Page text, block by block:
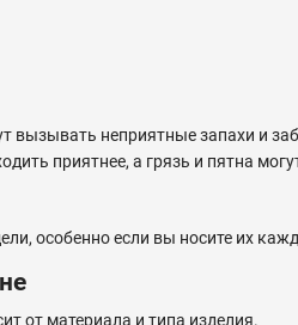
неприятные запахи и
приятнее, а грязь и пятна
особенно если вы носите их
от материала и типа изделия.